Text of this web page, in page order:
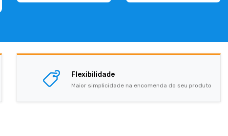
Flexibilidade
Maior simplicidade na encomenda do seu produto